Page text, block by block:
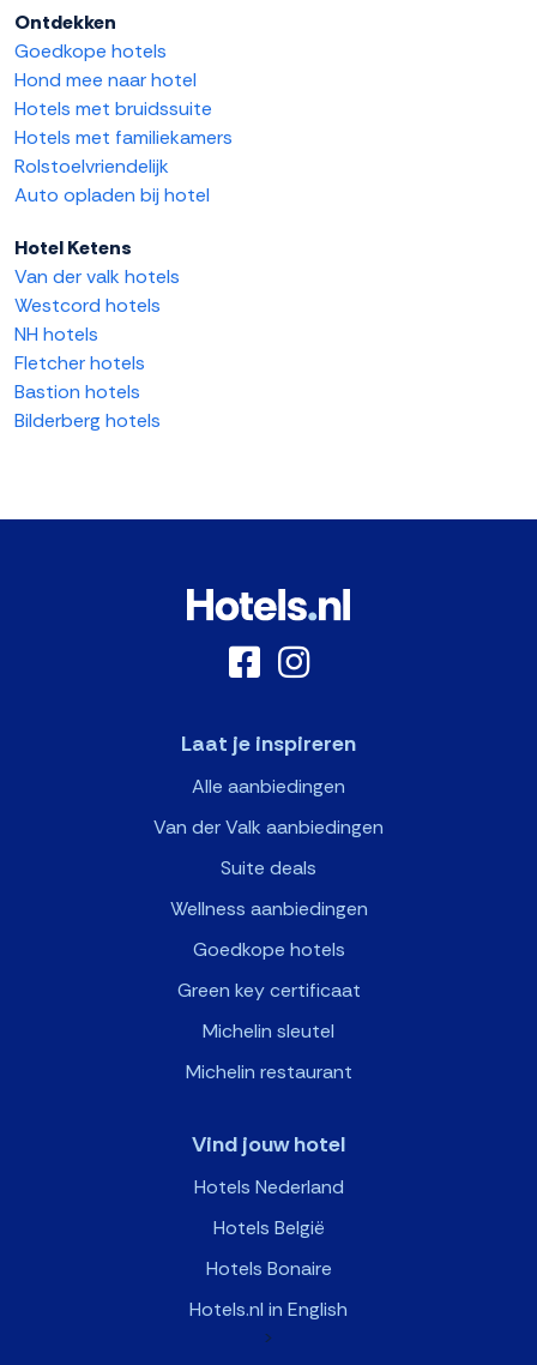
Ontdekken
Goedkope hotels
Hond mee naar hotel
Hotels met bruidssuite
Hotels met familiekamers
Rolstoelvriendelijk
Auto opladen bij hotel
Hotel Ketens
Van der valk hotels
Westcord hotels
NH hotels
Fletcher hotels
Bastion hotels
Bilderberg hotels
Laat je inspireren
Alle aanbiedingen
Van der Valk aanbiedingen
Suite deals
Wellness aanbiedingen
Goedkope hotels
Green key certificaat
Michelin sleutel
Michelin restaurant
Vind jouw hotel
Hotels Nederland
Hotels België
Hotels Bonaire
Hotels.nl in English
>